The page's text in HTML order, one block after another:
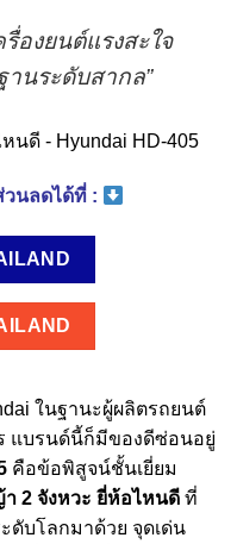
องยนต์แรงสะใจ
นระดับสากล”
นลดได้ที่ :
ในฐานะผู้ผลิตรถยนต์
แบรนด์นี้ก็มีของดีซ่อนอยู่
คือข้อพิสูจน์ชั้นเยี่ยม
2 จังหวะ ยี่ห้อไหนดี ที่
ดับโลกมาด้วย จุดเด่น